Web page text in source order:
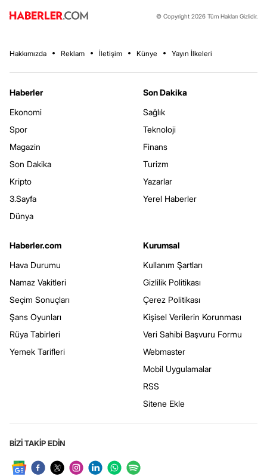
© Copyright 2026 Tüm Hakları Gizlidir.
Hakkımızda Reklam İletişim Künye Yayın İlkeleri
Haberler
Ekonomi
Spor
Magazin
Son Dakika
Kripto
3.Sayfa
Dünya
Son Dakika
Sağlık
Teknoloji
Finans
Turizm
Yazarlar
Yerel Haberler
Haberler.com
Hava Durumu
Namaz Vakitleri
Seçim Sonuçları
Şans Oyunları
Rüya Tabirleri
Yemek Tarifleri
Kurumsal
Kullanım Şartları
Gizlilik Politikası
Çerez Politikası
Kişisel Verilerin Korunması
Veri Sahibi Başvuru Formu
Webmaster
Mobil Uygulamalar
RSS
Sitene Ekle
BİZİ TAKİP EDİN